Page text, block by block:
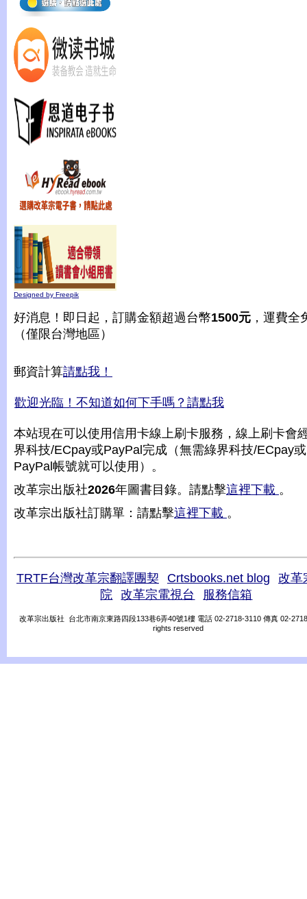
Designed by Freepik
好消息！即日起，訂購金額超過台幣1500元 ，運費全
（僅限台灣地區）
郵資計算請點我！
歡迎光臨！不知道如何下手嗎？請點我
本站現在可以使用信用卡線上刷卡服務，線上刷卡會
界科技/ECpay或PayPal完成（無需綠界科技/ECpay或
PayPal帳號就可以使用）。
改革宗出版社2026年圖書目錄。請點擊這裡下載 。
改革宗出版社訂購單：請點擊這裡下載 。
TRTF台灣改革宗翻譯團契 Crtsbooks.net blog
改革
院
改革宗電視台 服務信箱
改革宗出版社 台北市南京東路四段133巷6弄40號1樓 電話 02-2718-3110 傳真 02-
rights reserved